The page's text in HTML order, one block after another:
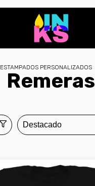
ESTAMPADOS PERSONALIZADOS
Remeras